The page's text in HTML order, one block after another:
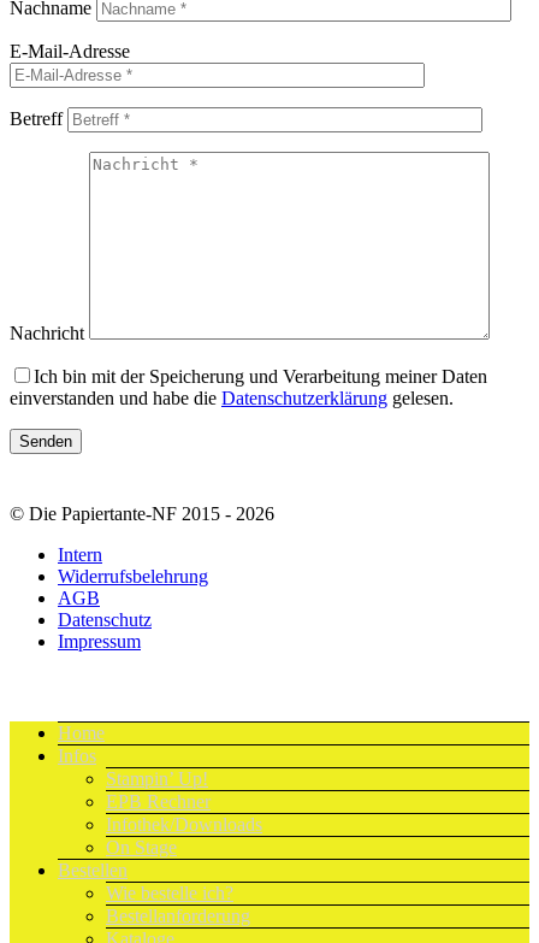
Nachname
E-Mail-Adresse
Betreff
Nachricht
Ich bin mit der Speicherung und Verarbeitung meiner Daten
einverstanden und habe die Datenschutzerklärung gelesen.
© Die Papiertante-NF 2015 - 2026
Intern
Widerrufsbelehrung
AGB
Datenschutz
Impressum
Home
Infos
Stampin’ Up!
EPB Rechner
Infothek/Downloads
On Stage
Bestellen
Wie bestelle ich?
Bestellanforderung